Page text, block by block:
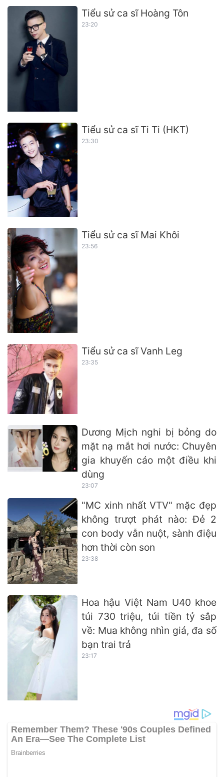
Tiểu sử ca sĩ Hoàng Tôn
23:20
Tiểu sử ca sĩ Ti Ti (HKT)
23:30
Tiểu sử ca sĩ Mai Khôi
23:56
Tiểu sử ca sĩ Vanh Leg
23:35
Dương Mịch nghi bị bỏng do
mặt nạ mắt hơi nước: Chuyên
gia khuyến cáo một điều khi
dùng
23:07
"MC xinh nhất VTV" mặc đẹp
không trượt phát nào: Đẻ 2
con body vẫn nuột, sành điệu
hơn thời còn son
23:38
Hoa hậu Việt Nam U40 khoe
túi 730 triệu, túi tiền tỷ sắp
về: Mua không nhìn giá, đa số
bạn trai trả
23:17